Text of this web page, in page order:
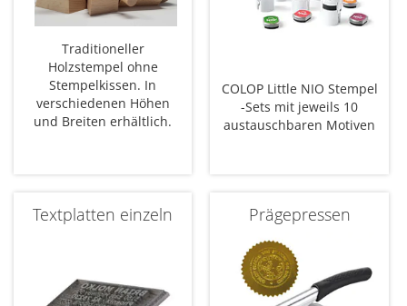
Traditioneller
Holzstempel ohne
Stempelkissen. In
verschiedenen Höhen
und Breiten erhältlich.
COLOP Little NIO Stempel
-Sets mit jeweils 10
austauschbaren Motiven
Textplatten einzeln Prägepressen